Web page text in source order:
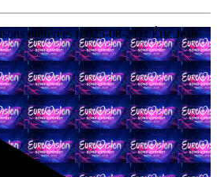
préférées (2025-08-21) : Éric Jean-